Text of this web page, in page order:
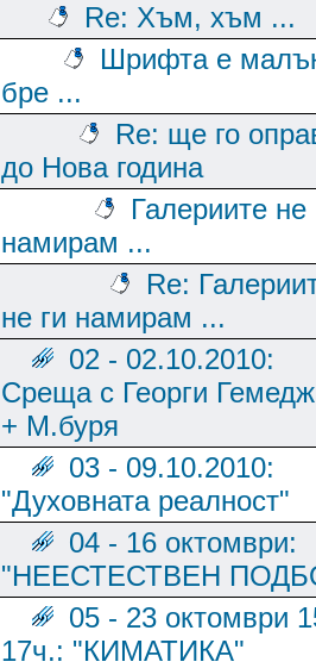
Re: Хъм, хъм ...
Шрифта е
бре ...
Re: ще го
до Нова година
Галериите не
намирам ...
Re:
не ги намирам ...
02 - 02.10.2010:
Среща с Георги
+ М.буря
03 - 09.10.2010:
"Духовната реалност"
04 - 16 октомври:
"НЕЕСТЕСТВЕН
05 - 23 октомври
17ч.: "КИМАТИКА"